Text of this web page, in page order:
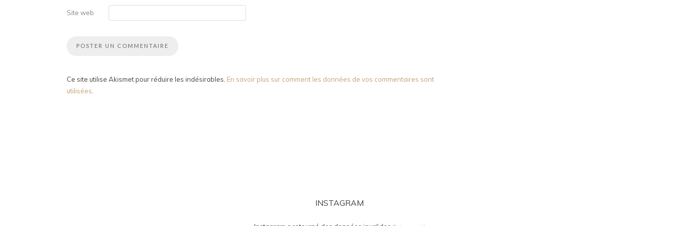
Site web
Ce site utilise Akismet pour réduire les indésirables. En savoir plus sur comment les données de vos commentaires sont
utilisées.
INSTAGRAM